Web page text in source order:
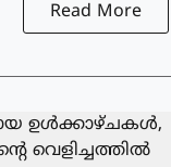
Read More